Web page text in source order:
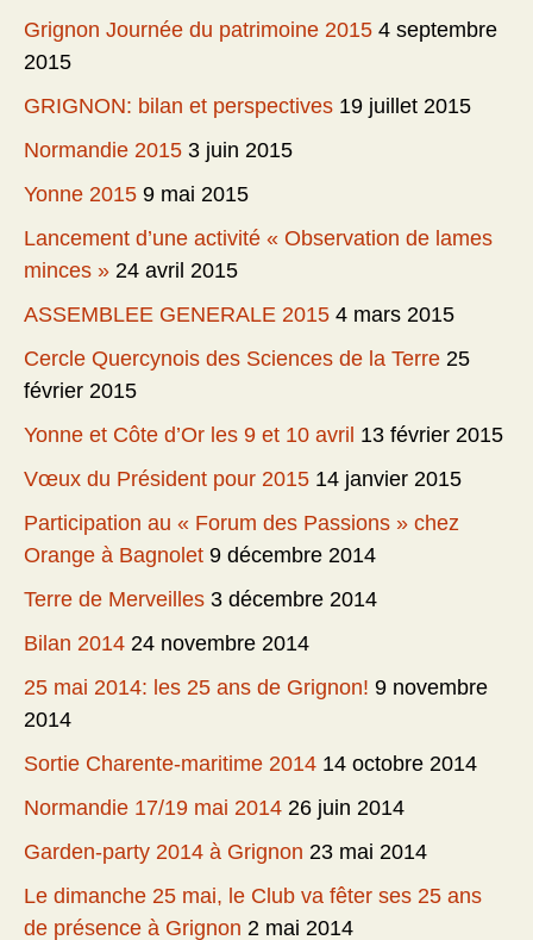
Grignon Journée du patrimoine 2015 4 septembre
2015
GRIGNON: bilan et perspectives 19 juillet 2015
Normandie 2015 3 juin 2015
Yonne 2015 9 mai 2015
Lancement d’une activité « Observation de lames
minces » 24 avril 2015
ASSEMBLEE GENERALE 2015 4 mars 2015
Cercle Quercynois des Sciences de la Terre 25
février 2015
Yonne et Côte d’Or les 9 et 10 avril 13 février 2015
Vœux du Président pour 2015 14 janvier 2015
Participation au « Forum des Passions » chez
Orange à Bagnolet 9 décembre 2014
Terre de Merveilles 3 décembre 2014
Bilan 2014 24 novembre 2014
25 mai 2014: les 25 ans de Grignon! 9 novembre
2014
Sortie Charente-maritime 2014 14 octobre 2014
Normandie 17/19 mai 2014 26 juin 2014
Garden-party 2014 à Grignon 23 mai 2014
Le dimanche 25 mai, le Club va fêter ses 25 ans
de présence à Grignon 2 mai 2014